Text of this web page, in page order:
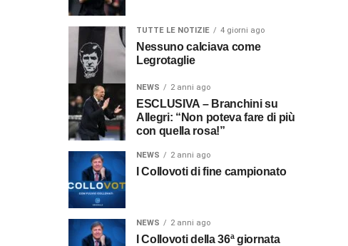
TUTTE LE NOTIZIE 4 giorni ago
Nessuno calciava come
Legrotaglie
NEWS 2 anni ago
ESCLUSIVA – Branchini su
Allegri: “Non poteva fare di più
con quella rosa!”
NEWS 2 anni ago
I Collovoti di fine campionato
NEWS 2 anni ago
I Collovoti della 36ª giornata